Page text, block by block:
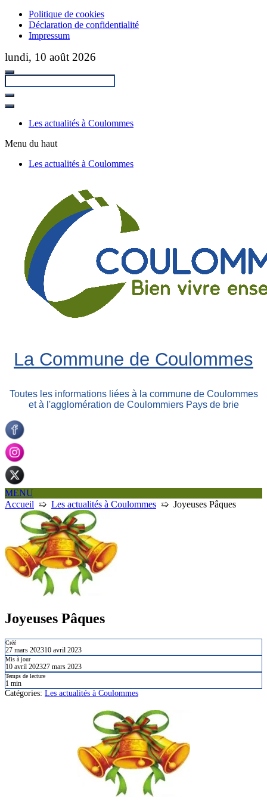
Politique de cookies
Déclaration de confidentialité
Impressum
Passer
contenu
principal
lundi, 10 août 2026
Fermer
rechercheLes actualités à Coulommes
Menu du haut
Les actualités à Coulommes
La Commune de Coulommes
Toutes les informations liées à la commune de Coulommes
et à l'agglomération de Coulommiers Pays de brie
MENU
Accueil ➯ Les actualités à Coulommes ➯ Joyeuses Pâques
Joyeuses Pâques
Créé
27 mars 202310 avril 2023
Mis à jour
10 avril 202327 mars 2023
Temps de lecture
1 min
Catégories: Les actualités à Coulommes